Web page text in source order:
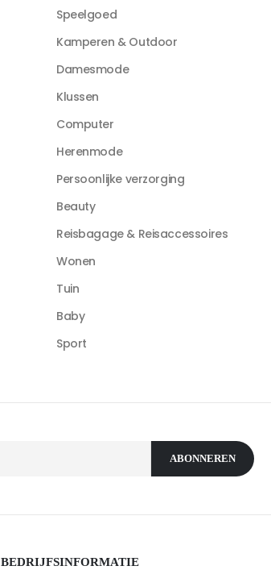
Speelgoed
Kamperen & Outdoor
Damesmode
Klussen
Computer
Herenmode
Persoonlijke verzorging
Beauty
Reisbagage & Reisaccessoires
Wonen
Tuin
Baby
Sport
BEDRIJFSINFORMATIE